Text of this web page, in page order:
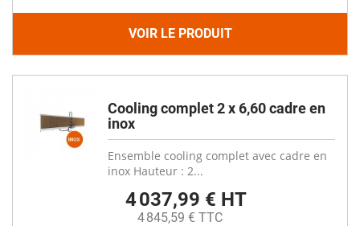
VOIR LE PRODUIT
Cooling complet 2 x 6,60 cadre en
inox
Ensemble cooling complet avec cadre en
inox Hauteur : 2...
4 037,99 € HT
4 845,59 € TTC